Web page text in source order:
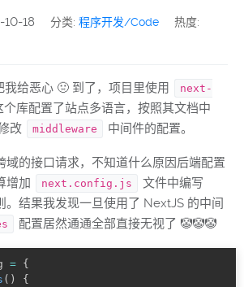
18 分类:程序开发/Code
热度:
给恶心 🤢 到了，项目里使用
next-
个库配置了站点多语言，按照其文档中
改 middleware 中间件的配置。
域的接口请求，不知道什么原因后端配置
增加
next.config.js
文件中编写
。结果我发现一旦使用了 NextJS 的中间
配置居然通通全部直接无视了 🤡🤡🤡
= {
( )
{